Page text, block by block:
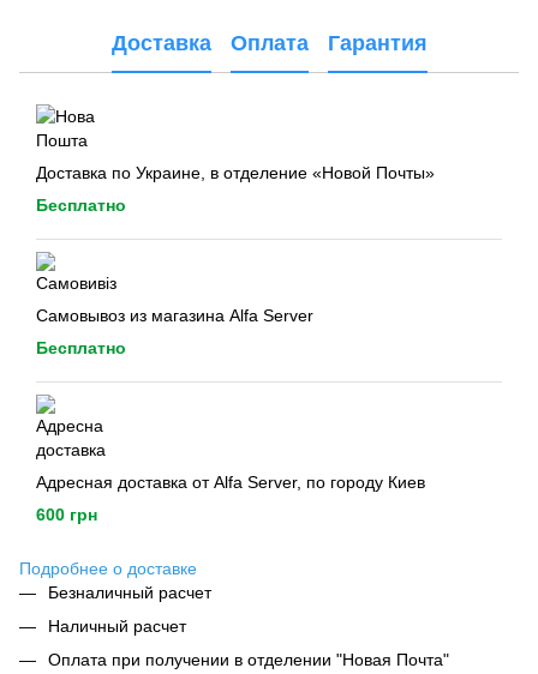
Доставка Оплата Гарантия
Доставка по Украине, в отделение «Новой Почты»
Бесплатно
Самовывоз из магазина Alfa Server
Бесплатно
Адресная доставка от Alfa Server, по городу Киев
600 грн
Подробнее о доставке
Безналичный расчет
Наличный расчет
Оплата при получении в отделении "Новая Почта"